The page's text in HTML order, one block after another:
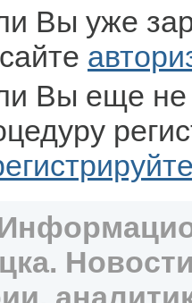
Вы уже
Вы еще не